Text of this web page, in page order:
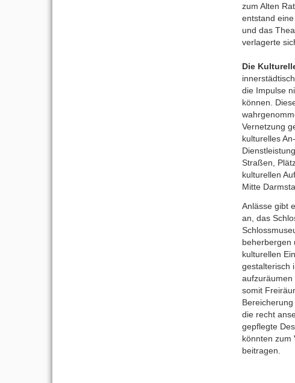
zum Alten
entstand
und das
verlagerte
Die
die Impulse
können.
Vernetzung
kulturelles
Straßen,
kulturellen
Mitte
Anlässe gibt
an, das
beherbergen
kulturellen
gestalterisch
aufzuräumen
somit
die recht
gepflegte
könnten zum
beitragen.